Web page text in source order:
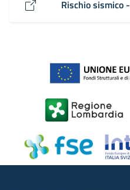
Rischio sismico